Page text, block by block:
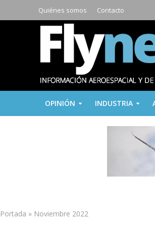
Quiénes somos Contacto
OPINIÓN INDUSTRIA
Portada » Noviembre 2022